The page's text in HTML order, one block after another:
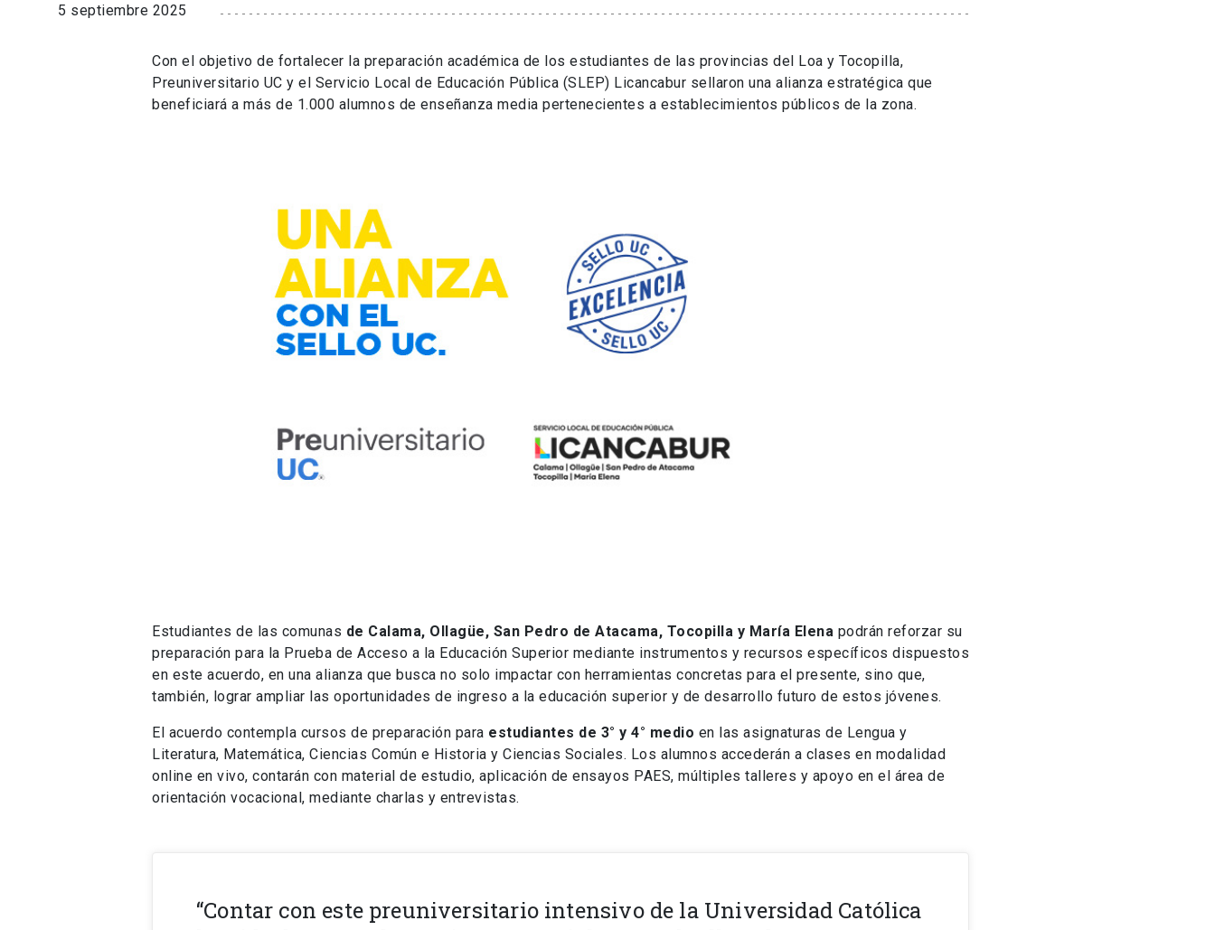
5 septiembre 2025
Con el objetivo de fortalecer la preparación académica de los estudiantes de las provincias del Loa y Tocopilla,
Preuniversitario UC y el Servicio Local de Educación Pública (SLEP) Licancabur sellaron una alianza estratégica que
beneficiará a más de 1.000 alumnos de enseñanza media pertenecientes a establecimientos públicos de la zona.
Estudiantes de las comunas de Calama, Ollagüe, San Pedro de Atacama, Tocopilla y María Elena podrán reforzar su
preparación para la Prueba de Acceso a la Educación Superior mediante instrumentos y recursos específicos dispuestos
en este acuerdo, en una alianza que busca no solo impactar con herramientas concretas para el presente, sino que,
también, lograr ampliar las oportunidades de ingreso a la educación superior y de desarrollo futuro de estos jóvenes.
El acuerdo contempla cursos de preparación para estudiantes de 3° y 4° medio en las asignaturas de Lengua y
Literatura, Matemática, Ciencias Común e Historia y Ciencias Sociales. Los alumnos accederán a clases en modalidad
online en vivo, contarán con material de estudio, aplicación de ensayos PAES, múltiples talleres y apoyo en el área de
orientación vocacional, mediante charlas y entrevistas.
“Contar con este preuniversitario intensivo de la Universidad Católica